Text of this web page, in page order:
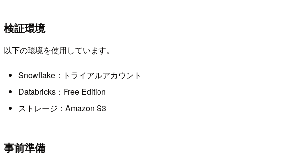
検証環境
以下の環境を使用しています。
Snowflake：トライアルアカウント
Databricks：Free Edition
ストレージ：Amazon S3
事前準備